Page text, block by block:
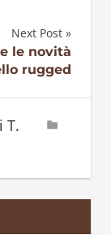
Next Post
le novità
rugged
T.